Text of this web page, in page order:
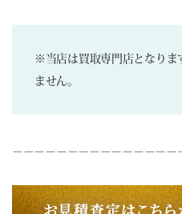
※当店は買取専門店となりま
ません。
－－－－－－－－－－－－－－－